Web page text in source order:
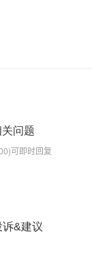
问题
可即时回复
&建议